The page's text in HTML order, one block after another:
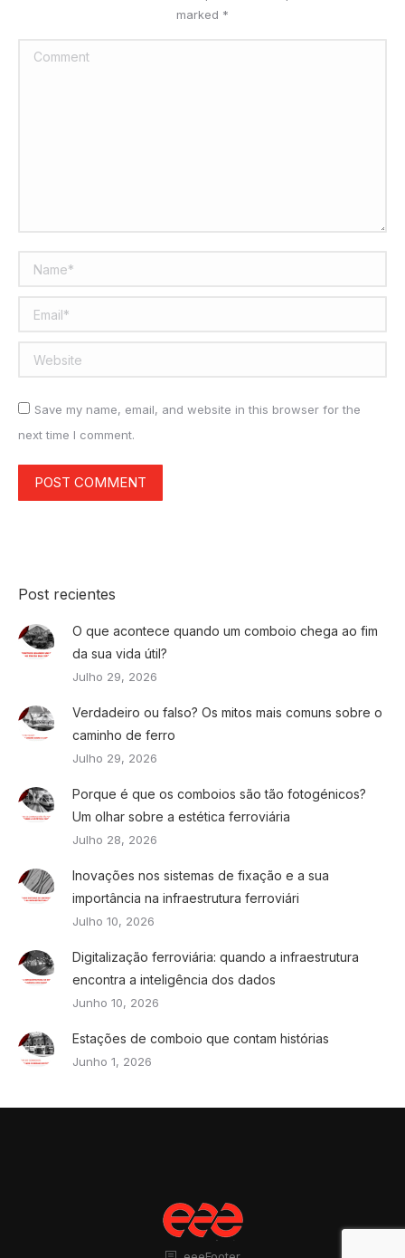
marked *
Comment
Name *
Email *
Website
Save my name, email, and website in this browser for the
next time I comment.
POST COMMENT
Post recientes
O que acontece quando um comboio chega ao fim
da sua vida útil?
Julho 29, 2026
Verdadeiro ou falso? Os mitos mais comuns sobre o
caminho de ferro
Julho 29, 2026
Porque é que os comboios são tão fotogénicos?
Um olhar sobre a estética ferroviária
Julho 28, 2026
Inovações nos sistemas de fixação e a sua
importância na infraestrutura ferroviári
Julho 10, 2026
Digitalização ferroviária: quando a infraestrutura
encontra a inteligência dos dados
Junho 10, 2026
Estações de comboio que contam histórias
Junho 1, 2026